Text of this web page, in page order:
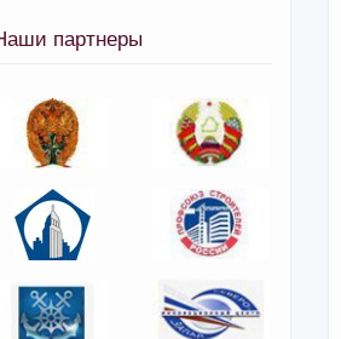
партнеры